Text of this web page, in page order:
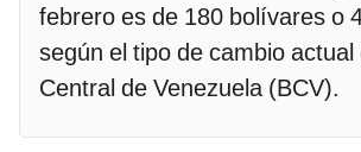
febrero es de 180 bolívares o
según el tipo de cambio actual
Central de Venezuela (BCV).